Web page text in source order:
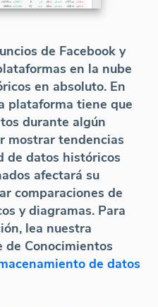
de Facebook y
en la nube
en absoluto. En
plataforma tiene que
durante algún
mostrar tendencias
de datos históricos
afectará su
comparaciones de
y diagramas. Para
lea nuestra
de Conocimientos
de datos